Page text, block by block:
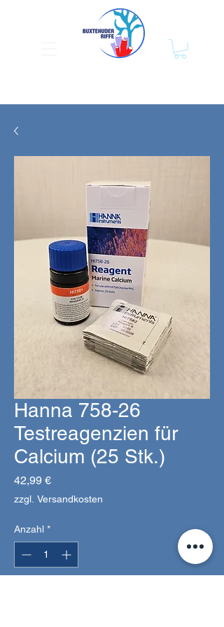
Hanna 758-26
Testreagenzien für
Calcium (25 Stk.)
42,99 €Preis
zzgl. Versandkosten
Anzahl *